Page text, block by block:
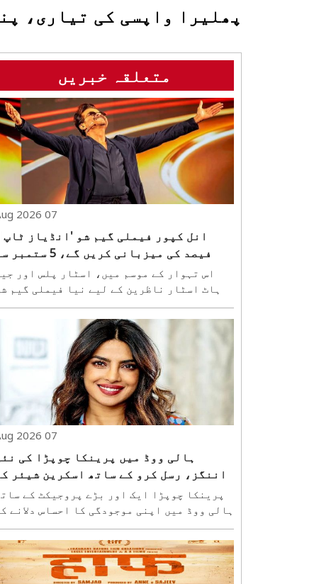
پھلیرا واپسی کی تیاری، پنچایت 5 کی شوٹنگ جلد مکمل ہو
متعلقہ خبریں
07 Aug 2026
فیصد کی میزبانی کریں گے، 5
شروع ہوگا
اس تہوار کے موسم میں، اسٹار پلس اور
ہاٹ اسٹار ناظرین کے لیے نیا فیملی گیم
سطح پر مقبول فارمیٹ ''دی 1 فیصد کلب'' پر
یہ شو 5 ستمبر کو ہندوستان میں پریمیئر
ہوگا۔ یہ فارمیٹ، جو ہالینڈ، جر..
07 Aug 2026
ہالی ووڈ میں پرینکا چوپڑا کی
اننگز، رسل کرو کے ساتھ اسکرین شیئر
یں گی پرینکا چوپڑا ایک اور بڑے پروجیکٹ کے
ہالی ووڈ میں اپنی موجودگی کا احساس دلانے
رسل کرو اور پرینکا پہلی بار آنے والی
فائی ایکشن تھرلر بلیو فلائی میں ایک
نظر آئیں گے۔ اس فلم کی ہدایت کاری